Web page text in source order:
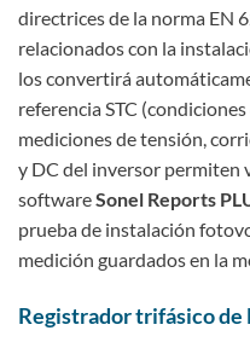
directrices de la norma EN
relacionados con la
los convertirá
referencia STC
mediciones de tensión,
y DC del inversor permiten
softwareSonel Reports
prueba de instalación
medición guardados en la
Registrador trifásico de